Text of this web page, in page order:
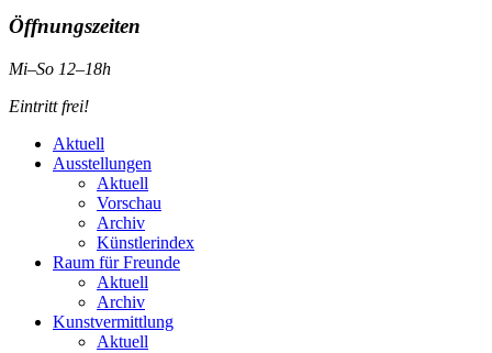
Öffnungszeiten
Mi–So 12–18h
Eintritt frei!
Aktuell
Ausstellungen
Aktuell
Vorschau
Archiv
Künstlerindex
Raum für Freunde
Aktuell
Archiv
Kunstvermittlung
Aktuell